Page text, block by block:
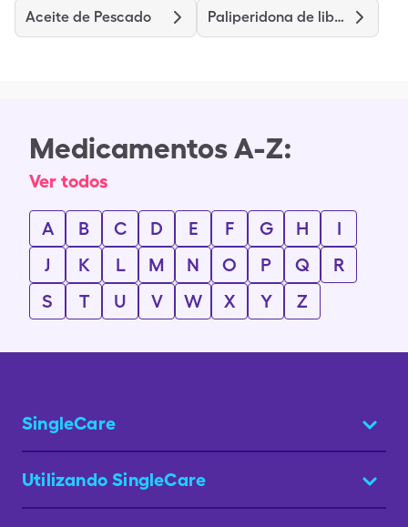
Aceite de Pescado Paliperidona de liberación prolongada
Medicamentos A-Z:
Ver todos
A B C D E F G H
I
J
K L M N O P Q
R
S
T U V W X Y Z
SingleCare
Utilizando SingleCare